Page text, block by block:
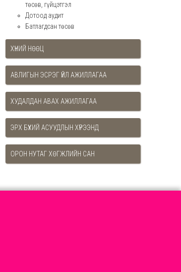
төсөв, гүйцэтгэл
Дотоод аудит
Батлагдсан төсөв
ХҮНИЙ НӨӨЦ
АВЛИГЫН ЭСРЭГ ҮЙЛ АЖИЛЛАГАА
ХУДАЛДАН АВАХ АЖИЛЛАГАА
ЭРХ БҮХИЙ АСУУДЛЫН ХҮРЭЭНД
ОРОН НУТАГ ХӨГЖЛИЙН САН